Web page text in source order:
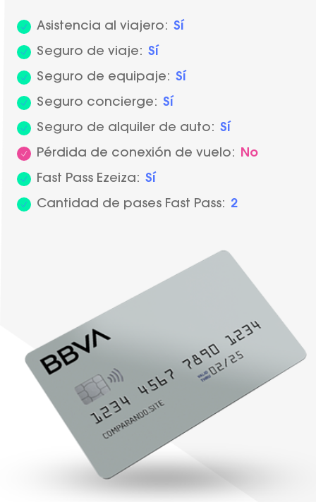
Asistencia al viajero: Sí
Seguro de viaje: Sí
Seguro de equipaje: Sí
Seguro concierge: Sí
Seguro de alquiler de auto: Sí
Pérdida de conexión de vuelo:
No
Fast Pass Ezeiza: Sí
Cantidad de pases Fast Pass: 2